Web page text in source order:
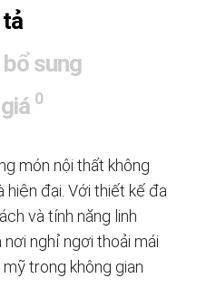
sung
0
món nội thất không
hiện đại. Với thiết kế đa
và tính năng linh
nghỉ ngơi thoải mái
trong không gian